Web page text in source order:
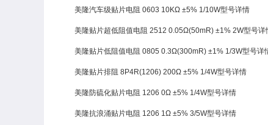
美隆汽车级贴片电阻 0603 10KΩ ±5% 1/10W型号详情
美隆贴片超低阻值电阻 2512 0.05Ω(50mR) ±1% 2W型号详
美隆贴片低阻值电阻 0805 0.3Ω(300mR) ±1% 1/3W型号详
美隆贴片排阻 8P4R(1206) 200Ω ±5% 1/4W型号详情
美隆防硫化贴片电阻 1206 0Ω ±5% 1/4W型号详情
美隆抗浪涌贴片电阻 1206 1Ω ±5% 3/5W型号详情